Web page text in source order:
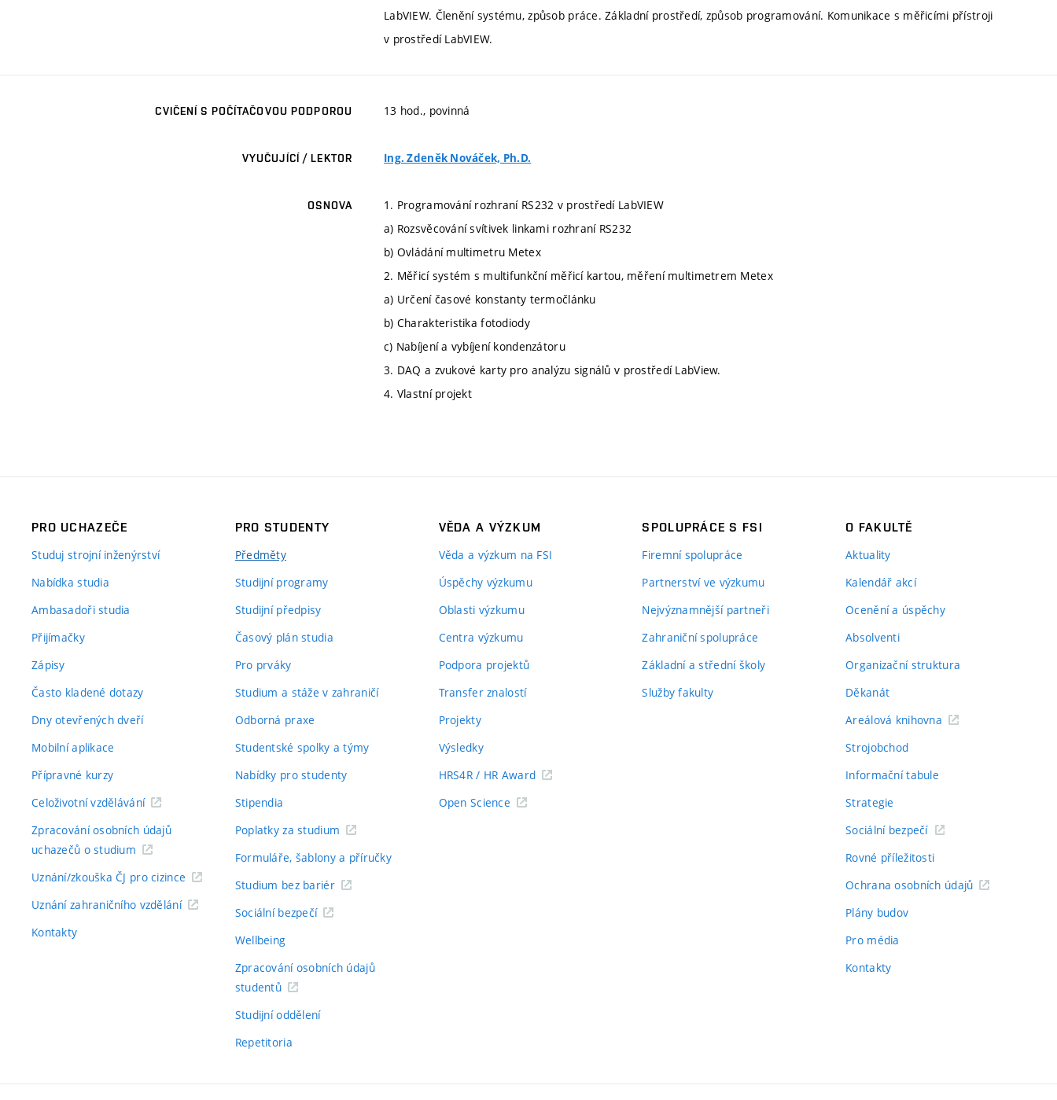
LabVIEW. Členění systému, způsob práce. Základní prostředí, způsob programování. Komunikace s měřicími přístroji
v prostředí LabVIEW.
CVIČENÍ S POČÍTAČOVOU PODPOROU 13 hod., povinná
VYUČUJÍCÍ / LEKTOR Ing. Zdeněk Nováček, Ph.D.
OSNOVA
1. Programování rozhraní RS232 v prostředí LabVIEW
a) Rozsvěcování svítivek linkami rozhraní RS232
b) Ovládání multimetru Metex
2. Měřicí systém s multifunkční měřicí kartou, měření multimetrem Metex
a) Určení časové konstanty termočlánku
b) Charakteristika fotodiody
c) Nabíjení a vybíjení kondenzátoru
3. DAQ a zvukové karty pro analýzu signálů v prostředí LabView.
4. Vlastní projekt
PRO UCHAZEČE
Studuj strojní inženýrství
Nabídka studia
Ambasadoři studia
Přijímačky
Zápisy
Často kladené dotazy
Dny otevřených dveří
Mobilní aplikace
Přípravné kurzy
Celoživotní vzdělávání
Zpracování osobních údajů
uchazečů o studium
Uznání/zkouška ČJ pro cizince
Uznání zahraničního vzdělání
Kontakty
PRO STUDENTY
Předměty
Studijní programy
Studijní předpisy
Časový plán studia
Pro prváky
Studium a stáže v zahraničí
Odborná praxe
Studentské spolky a týmy
Nabídky pro studenty
Stipendia
Poplatky za studium
Formuláře, šablony a příručky
Studium bez bariér
Sociální bezpečí
Wellbeing
Zpracování osobních údajů
studentů
Studijní oddělení
Repetitoria
VĚDA A VÝZKUM
Věda a výzkum na FSI
Úspěchy výzkumu
Oblasti výzkumu
Centra výzkumu
Podpora projektů
Transfer znalostí
Projekty
Výsledky
HRS4R / HR Award
Open Science
SPOLUPRÁCE S FSI
Firemní spolupráce
Partnerství ve výzkumu
Nejvýznamnější partneři
Zahraniční spolupráce
Základní a střední školy
Služby fakulty
O FAKULTĚ
Aktuality
Kalendář akcí
Ocenění a úspěchy
Absolventi
Organizační struktura
Děkanát
Areálová knihovna
Strojobchod
Informační tabule
Strategie
Sociální bezpečí
Rovné příležitosti
Ochrana osobních údajů
Plány budov
Pro média
Kontakty